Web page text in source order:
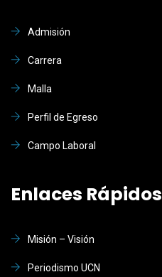
Admisión
Carrera
Malla
Perfil de Egreso
Campo Laboral
Enlaces Rápidos
Misión – Visión
Periodismo UCN